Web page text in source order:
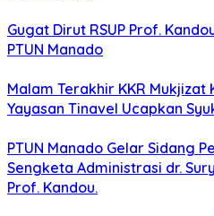
Gugat Dirut RSUP Prof.
PTUN Manado
Malam Terakhir KKR Mukjizat
Yayasan Tinavel Ucapkan
PTUN Manado Gelar Sidang
Sengketa Administrasi dr.
Prof. Kandou.